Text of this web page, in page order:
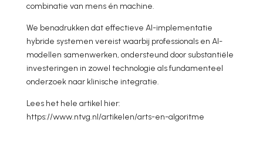
combinatie van mens én machine.
We benadrukken dat effectieve AI-implementatie
hybride systemen vereist waarbij professionals en AI-
modellen samenwerken, ondersteund door substantiële
investeringen in zowel technologie als fundamenteel
onderzoek naar klinische integratie.
Lees het hele artikel hier:
https://www.ntvg.nl/artikelen/arts-en-algoritme